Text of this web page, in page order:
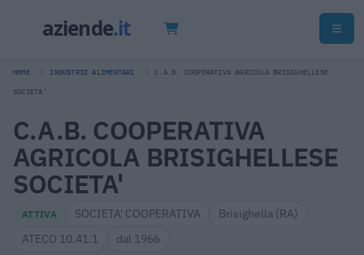
HOME INDUSTRIE ALIMENTARI C.A.B. COOPERATIVA AGRICOLA BRISIGHELLESE
SOCIETA'
C.A.B. COOPERATIVA
AGRICOLA BRISIGHELLESE
SOCIETA'
ATTIVA SOCIETA' COOPERATIVA
Brisighella (RA)
ATECO 10.41.1
dal 1966